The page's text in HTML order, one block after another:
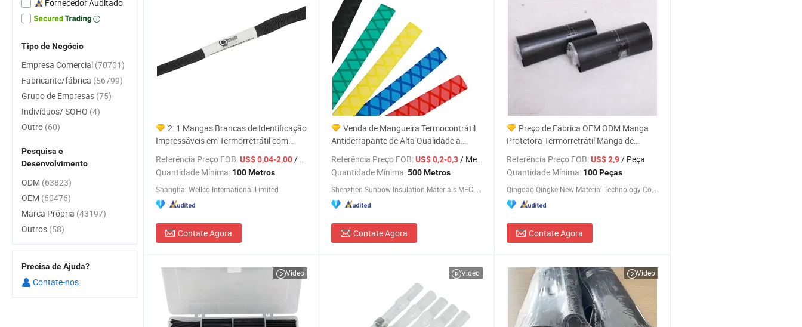
2: 1 Mangas Brancas de Identificação
Impressáveis em Termorretrátil com
Preço de Fábrica
Referência Preço FOB:US$ 0,04-2,00/ Metro
Quantidade Mínima: 100 Metros
Shanghai Wellco International Limited
Contate Agora
Venda de Mangueira Termocontrátil
Antiderrapante de Alta Qualidade a
Preço de Fábrica para Vara de Pesca
Referência Preço FOB:US$ 0,2-0,3/ Metro
Quantidade Mínima:500 Metros
Contate Agora
Preço de Fábrica OEM ODM Manga
Protetora Termorretrátil Manga de
Selagem Termorretrátil
Referência Preço FOB:US$ 2,9/ Peça
Quantidade Mínima: 100 Peças
Qingdao Qingke New Material Technology Co., Ltd.
Contate Agora
Video Video Video
Fornecedor Auditado
Tipo de Negócio
Empresa Comercial (70701)
Fabricante/fábrica (56799)
Grupo de Empresas (75)
Indivíduos/ SOHO (4)
Outro (60)
Pesquisa e
Desenvolvimento
ODM (63823)
OEM (60476)
Marca Própria (43197)
Outros (58)
Precisa de Ajuda?
Contate-nos.